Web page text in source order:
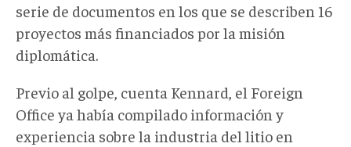
serie de documentos en los que se describen 16
proyectos más financiados por la misión
diplomática.
Previo al golpe, cuenta Kennard, el Foreign
Office ya había compilado información y
experiencia sobre la industria del litio en